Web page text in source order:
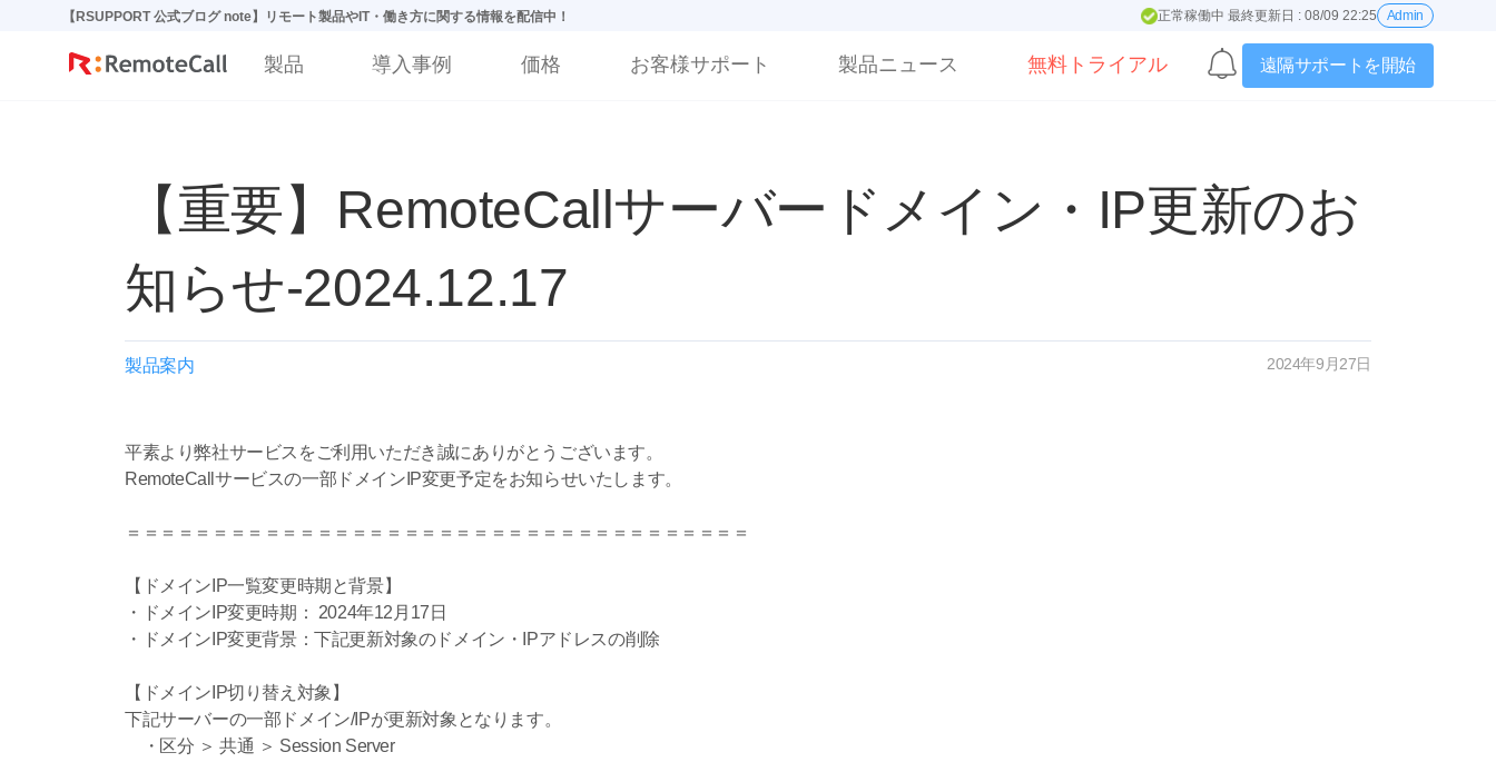
본문 바로가기【RSUPPORT 公式ブログ note】リモート製品やIT・働き方に関する情報を配信中！ 正常稼働中 最終更新日 : 08/09 22:25 Admin
製品 導入事例 価格 お客様サポート 製品ニュース 無料トライアル 遠隔サポートを開始
【重要】RemoteCallサーバードメイン・IP更新のお
知らせ-2024.12.17
製品案内 2024年9月27日
平素より弊社サービスをご利用いただき誠にありがとうございます。
RemoteCallサービスの一部ドメインIP変更予定をお知らせいたします。
＝＝＝＝＝＝＝＝＝＝＝＝＝＝＝＝＝＝＝＝＝＝＝＝＝＝＝＝＝＝＝＝＝＝＝＝
【ドメインIP一覧変更時期と背景】
・ドメインIP変更時期： 2024年12月17日
・ドメインIP変更背景：下記更新対象のドメイン・IPアドレスの削除
【ドメインIP切り替え対象】
下記サーバーの一部ドメイン/IPが更新対象となります。
・区分 ＞ 共通 ＞ Session Server